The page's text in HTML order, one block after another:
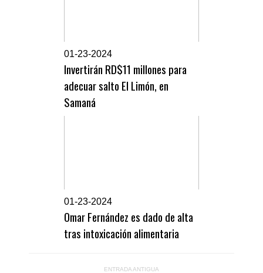
01-23-2024
Invertirán RD$11 millones para
adecuar salto El Limón, en
Samaná
01-23-2024
Omar Fernández es dado de alta
tras intoxicación alimentaria
ENTRADA ANTIGUA